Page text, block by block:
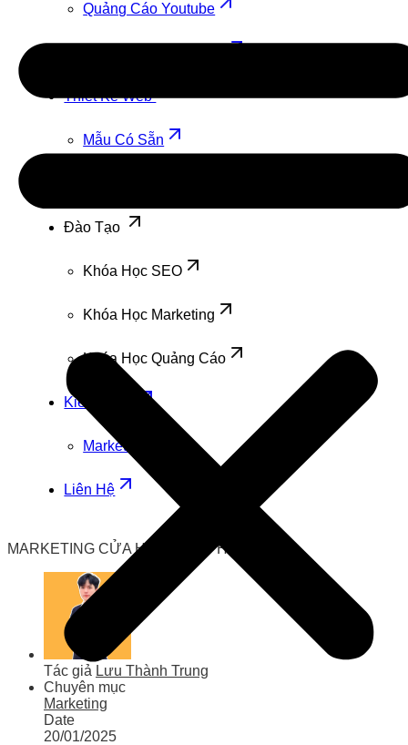
Quảng Cáo Youtube
Thiết Kế Web
Mẫu Có Sẵn
Đào Tạo
Khóa Học SEO
Khóa Học Marketing
Khóa Học Quảng Cáo
Kiến Thức
Marketing
Liên Hệ
MARKETING CỬA HÀNG MỸ PHẨM
Tác giả Lưu Thành Trung
Chuyên mục
Marketing
Date
20/01/2025